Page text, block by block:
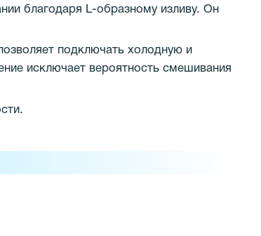
благодаря L-образному изливу. Он
подключать холодную и
исключает вероятность смешивания